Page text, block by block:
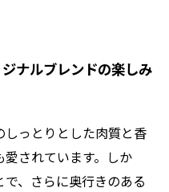
ナルブレンドの楽しみ
っとりとした肉質と香
されています。しか
、さらに奥行きのある